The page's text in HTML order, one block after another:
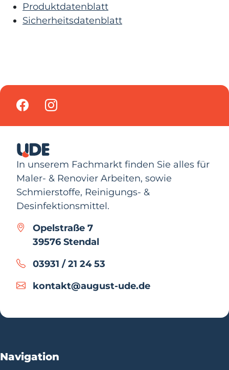
Produktdatenblatt
Sicherheitsdatenblatt
In unserem Fachmarkt finden Sie alles für
Maler- & Renovier Arbeiten, sowie
Schmierstoffe, Reinigungs- &
Desinfektionsmittel.
Opelstraße 7
39576 Stendal
03931 / 21 24 53
kontakt@august-ude.de
Navigation